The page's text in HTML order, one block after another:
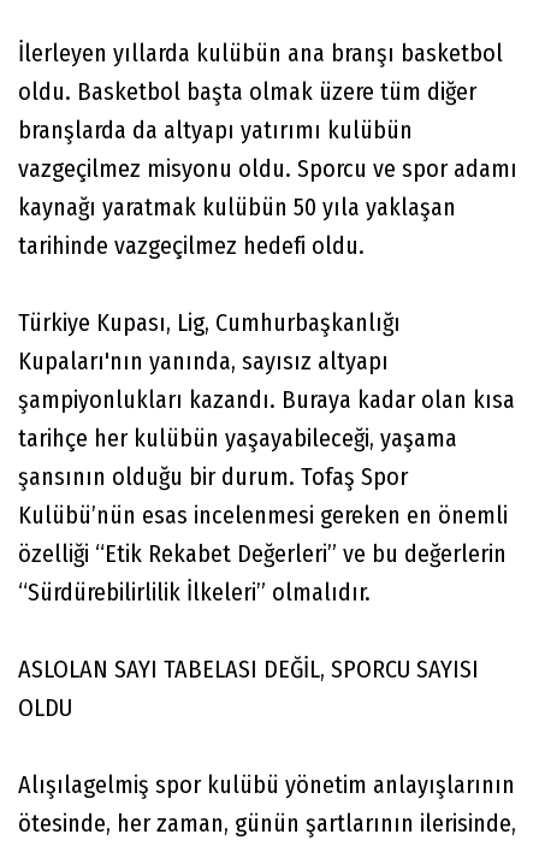
İlerleyen yıllarda kulübün ana branşı basketbol
oldu. Basketbol başta olmak üzere tüm diğer
branşlarda da altyapı yatırımı kulübün
vazgeçilmez misyonu oldu. Sporcu ve spor adamı
kaynağı yaratmak kulübün 50 yıla yaklaşan
tarihinde vazgeçilmez hedefi oldu.
Türkiye Kupası, Lig, Cumhurbaşkanlığı
Kupaları'nın yanında, sayısız altyapı
şampiyonlukları kazandı. Buraya kadar olan kısa
tarihçe her kulübün yaşayabileceği, yaşama
şansının olduğu bir durum. Tofaş Spor
Kulübü’nün esas incelenmesi gereken en önemli
özelliği “Etik Rekabet Değerleri” ve bu değerlerin
“Sürdürebilirlilik İlkeleri” olmalıdır.
ASLOLAN SAYI TABELASI DEĞİL, SPORCU SAYISI
OLDU
Alışılagelmiş spor kulübü yönetim anlayışlarının
ötesinde, her zaman, günün şartlarının ilerisinde,